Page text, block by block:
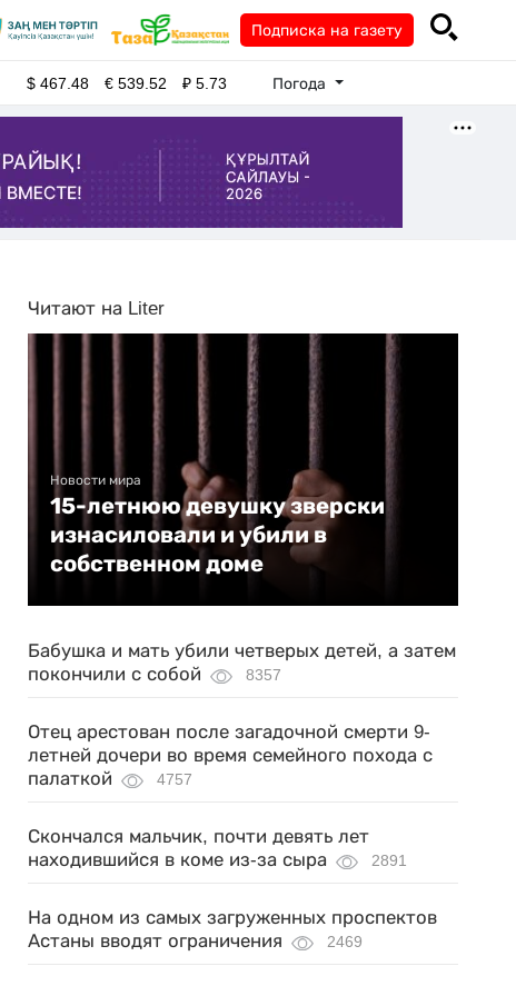
Подписка на газету
$467.48 €539.52 ₽5.73 Погода
Читают на Liter
Новости мира
15-летнюю девушку зверски
изнасиловали и убили в
собственном доме
Бабушка и мать убили четверых детей, а затем
покончили с собой
8357
Отец арестован после загадочной смерти 9-
летней дочери во время семейного похода с
палаткой
4757
Скончался мальчик, почти девять лет
находившийся в коме из-за сыра
2891
На одном из самых загруженных проспектов
Астаны вводят ограничения
2469